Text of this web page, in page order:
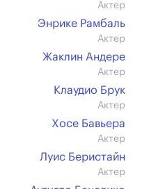
Актер
Энрике Рамбаль
Актер
Жаклин Андере
Актер
Клаудио Брук
Актер
Хосе Бавьера
Актер
Луис Беристайн
Актер